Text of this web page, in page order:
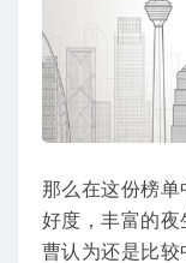
那么在这份榜
好度，丰富的
曹认为还是比